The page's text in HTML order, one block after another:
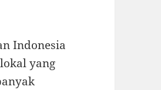
Indonesia
yang